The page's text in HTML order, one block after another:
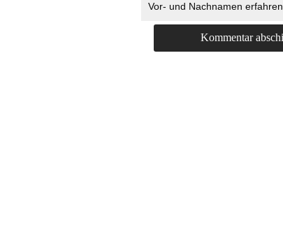
Vor- und Nachnamen erfahren.